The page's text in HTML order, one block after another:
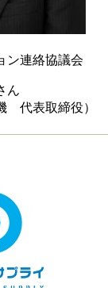
ン連絡協議会
ん
代表取締役）